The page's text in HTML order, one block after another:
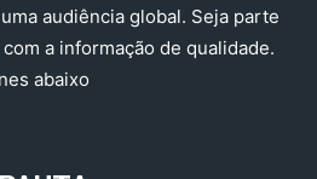
audiência global. Seja parte
a informação de qualidade.
abaixo